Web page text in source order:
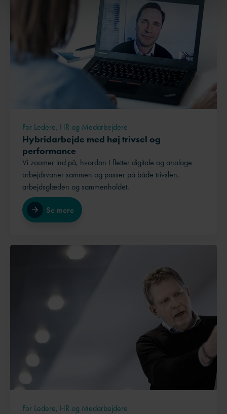
For Ledere, HR og Medarbejdere
Hybridarbejde med høj trivsel og
performance
Vi zoomer ind på, hvordan I fletter digitale og analoge
arbejdsvaner sammen og passer på både trivslen,
arbejdsglæden og sammenholdet.
Se mere
For Ledere, HR og Medarbejdere